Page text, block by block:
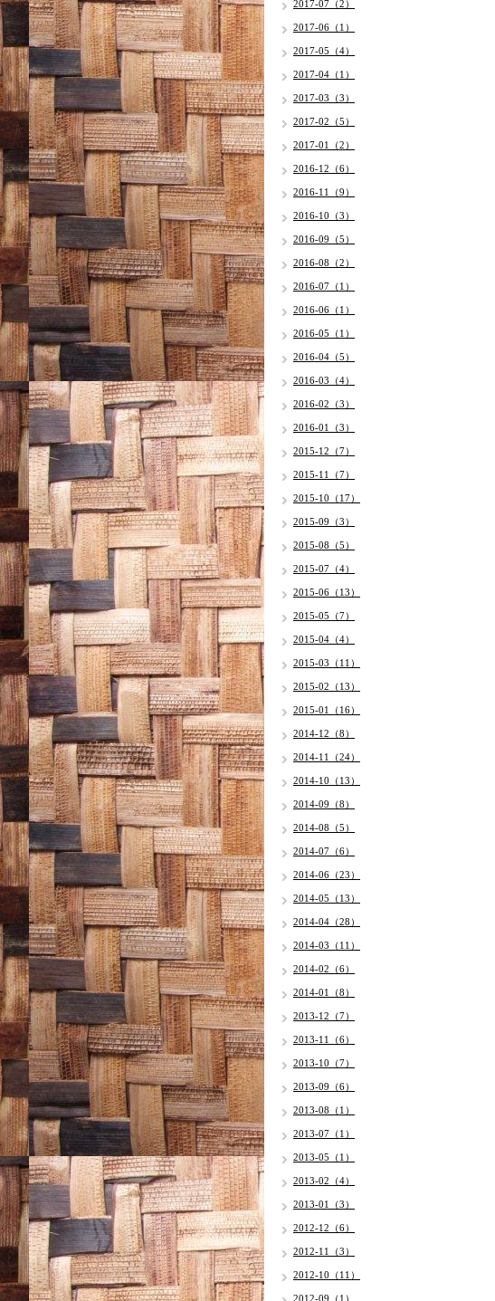
2017-07（2）
2017-06（1）
2017-05（4）
2017-04（1）
2017-03（3）
2017-02（5）
2017-01（2）
2016-12（6）
2016-11（9）
2016-10（3）
2016-09（5）
2016-08（2）
2016-07（1）
2016-06（1）
2016-05（1）
2016-04（5）
2016-03（4）
2016-02（3）
2016-01（3）
2015-12（7）
2015-11（7）
2015-10（17）
2015-09（3）
2015-08（5）
2015-07（4）
2015-06（13）
2015-05（7）
2015-04（4）
2015-03（11）
2015-02（13）
2015-01（16）
2014-12（8）
2014-11（24）
2014-10（13）
2014-09（8）
2014-08（5）
2014-07（6）
2014-06（23）
2014-05（13）
2014-04（28）
2014-03（11）
2014-02（6）
2014-01（8）
2013-12（7）
2013-11（6）
2013-10（7）
2013-09（6）
2013-08（1）
2013-07（1）
2013-05（1）
2013-02（4）
2013-01（3）
2012-12（6）
2012-11（3）
2012-10（11）
2012-09（1）